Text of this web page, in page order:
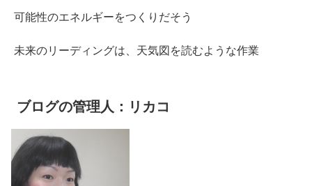
可能性のエネルギーをつくりだそう
未来のリーディングは、天気図を読むような作業
ブログの管理人：リカコ